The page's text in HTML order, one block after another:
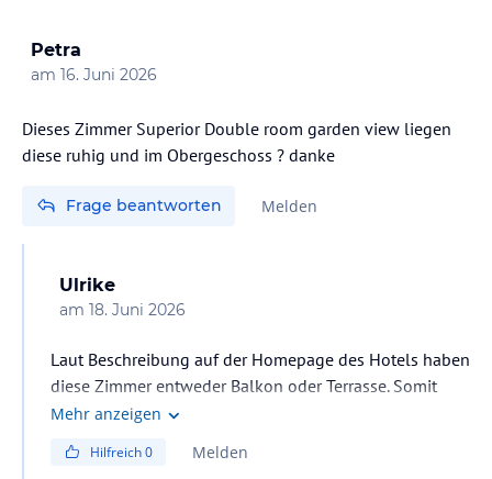
Petra
am 16. Juni 2026
Dieses Zimmer Superior Double room garden view liegen
diese ruhig und im Obergeschoss ? danke
Frage beantworten Melden
Ulrike
am 18. Juni 2026
Laut Beschreibung auf der Homepage des Hotels haben
diese Zimmer entweder Balkon oder Terrasse. Somit
können diese demnach sowohl im Erdgeschoss als
Mehr anzeigen
Hilfreich0 Melden